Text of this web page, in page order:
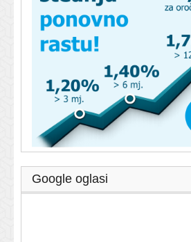
Google oglasi